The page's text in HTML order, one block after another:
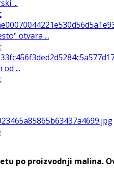
...
otvara ...
...
po proizvodnji malina.